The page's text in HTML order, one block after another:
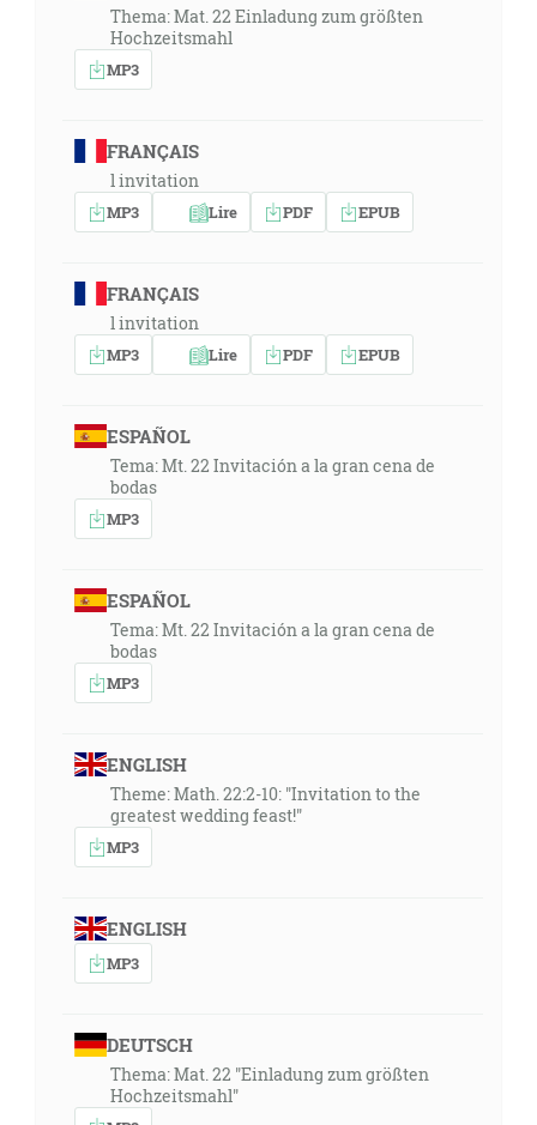
Thema: Mat. 22 Einladung zum größten
Hochzeitsmahl
MP3
FRANÇAIS
l invitation
MP3 Lire PDF EPUB
FRANÇAIS
l invitation
MP3 Lire PDF EPUB
ESPAÑOL
Tema: Mt. 22 Invitación a la gran cena de
bodas
MP3
ESPAÑOL
Tema: Mt. 22 Invitación a la gran cena de
bodas
MP3
ENGLISH
Theme: Math. 22:2-10: "Invitation to the
greatest wedding feast!"
MP3
ENGLISH
MP3
DEUTSCH
Thema: Mat. 22 "Einladung zum größten
Hochzeitsmahl"